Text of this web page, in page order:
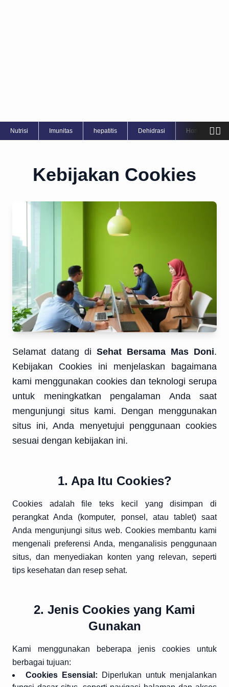
Nutrisi Imunitas hepatitis Dehidrasi Home Care⥅
Kebijakan Cookies
Selamat datang di Sehat Bersama Mas Doni.
Kebijakan Cookies ini menjelaskan bagaimana
kami menggunakan cookies dan teknologi serupa
untuk meningkatkan pengalaman Anda saat
mengunjungi situs kami. Dengan menggunakan
situs ini, Anda menyetujui penggunaan cookies
sesuai dengan kebijakan ini.
1. Apa Itu Cookies?
Cookies adalah file teks kecil yang disimpan di
perangkat Anda (komputer, ponsel, atau tablet) saat
Anda mengunjungi situs web. Cookies membantu kami
mengenali preferensi Anda, menganalisis penggunaan
situs, dan menyediakan konten yang relevan, seperti
tips kesehatan dan resep sehat.
2. Jenis Cookies yang Kami
Gunakan
Kami menggunakan beberapa jenis cookies untuk
berbagai tujuan:
Cookies Esensial: Diperlukan untuk menjalankan